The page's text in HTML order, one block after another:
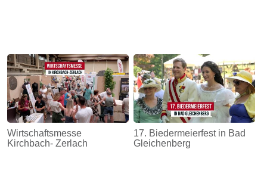
Wirtschaftsmesse
Kirchbach- Zerlach
17. Biedermeierfest in Bad
Gleichenberg